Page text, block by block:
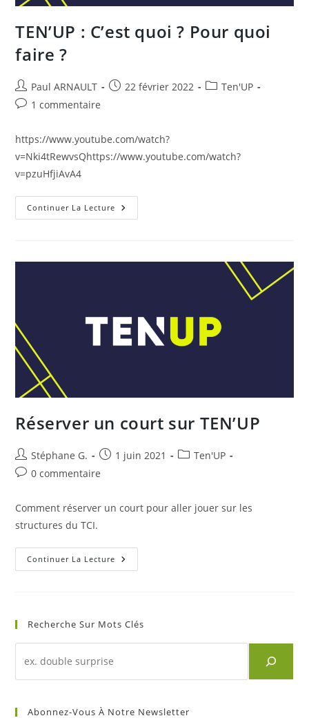
TEN’UP : C’est quoi ? Pour quoi
faire ?
Auteur/autrice
de
Paul ARNAULT
Publication
22 février 2022
PostTen'UP
Commentaires
la
publication :
1 commentaire
https://www.youtube.com/watch?
v=Nki4tRewvsQhttps://www.youtube.com/watch?
v=pzuHfjiAvA4
Continuer La Lecture TEN’UP
:
Quoi
Réserver un court sur TEN’UP
Auteur/autrice
de
Stéphane G.
Publication
publiée :
1 juin 2021
PostTen'UP
Commentaires
publication :
0 commentaire
Comment réserver un court pour aller jouer sur les
structures du TCI.
Continuer La Lecture Réserver
Un
Recherche Sur Mots Clés
d'un
mots
Abonnez-Vous À Notre Newsletter